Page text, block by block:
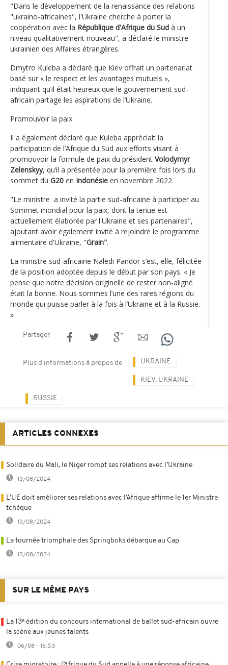
"Dans le développement de la renaissance des relations
"ukraino-africaines", l'Ukraine cherche à porter la
coopération avec la République d'Afrique du Sud à un
niveau qualitativement nouveau", a déclaré le ministre
ukrainien des Affaires étrangères.
Dmytro Kuleba a déclaré que Kiev offrait un partenariat
basé sur « le respect et les avantages mutuels »,
indiquant qu’il était heureux que le gouvernement sud-
africain partage les aspirations de l’Ukraine.
Promouvoir la paix
Il a également déclaré que Kuleba appréciait la
participation de l’Afrique du Sud aux efforts visant à
promouvoir la formule de paix du président Volodymyr
Zelenskyy, qu’il a présentée pour la première fois lors du
sommet du G20 en Indonésie en novembre 2022.
"Le ministre a invité la partie sud-africaine à participer au
Sommet mondial pour la paix, dont la tenue est
actuellement élaborée par l'Ukraine et ses partenaires",
ajoutant avoir également invité à rejoindre le programme
alimentaire d'Ukraine, "Grain".
La ministre sud-africaine Naledi Pandor s’est, elle, félicitée
de la position adoptée depuis le début par son pays. « Je
pense que notre décision originelle de rester non-aligné
était la bonne. Nous sommes l’une des rares régions du
monde qui puisse parler à la fois à l’Ukraine et à la Russie.
»
Partager
Plus d'informations à propos de UKRAINE
KIEV, UKRAINE
RUSSIE
ARTICLES CONNEXES
Solidaire du Mali, le Niger rompt ses relations avec l’Ukraine
13/08/2024
L’UE doit améliorer ses relations avec l’Afrique affirme le 1er Ministre
tchèque
13/08/2024
La tournée triomphale des Springboks débarque au Cap
13/08/2024
SUR LE MÊME PAYS
La 13ᵉ édition du concours international de ballet sud-africain ouvre
la scène aux jeunes talents
06/08 - 16:53